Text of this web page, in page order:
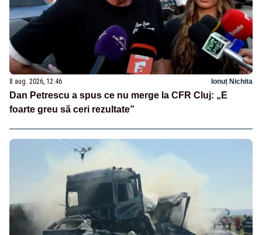
8 aug. 2026, 12:46 Ionuț Nichita
Dan Petrescu a spus ce nu merge la CFR Cluj: „E
foarte greu să ceri rezultate”